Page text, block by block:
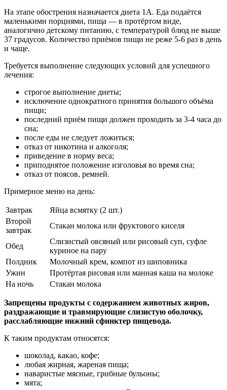
На этапе обострения назначается диета 1А. Еда подаётся
маленькими порциями, пища — в протёртом виде,
аналогично детскому питанию, с температурой блюд не выше
37 градусов. Количество приёмов пищи не реже 5-6 раз в день
и чаще.
Требуется выполнение следующих условий для успешного
лечения:
строгое выполнение диеты;
исключение однократного принятия большого объёма
пищи;
последний приём пищи должен проходить за 3-4 часа до
сна;
после еды не следует ложиться;
отказ от никотина и алкоголя;
приведение в норму веса;
приподнятое положение изголовья во время сна;
отказ от поясов, ремней.
Примерное меню на день:
Завтрак
Яйца всмятку (2 шт.)
Второй
завтрак
Стакан молока или фруктового киселя
Обед
Слизистый овсяный или рисовый суп, суфле
куриное на пару
Полдник
Молочный крем, компот из шиповника
Ужин
Протёртая рисовая или манная каша на молоке
На ночь
Стакан молока
Запрещены продукты с содержанием животных жиров,
раздражающие и травмирующие слизистую оболочку,
расслабляющие нижний сфинктер пищевода.
К таким продуктам относятся:
шоколад, какао, кофе;
любая жирная, жареная пища;
наваристые мясные, грибные бульоны;
мята;